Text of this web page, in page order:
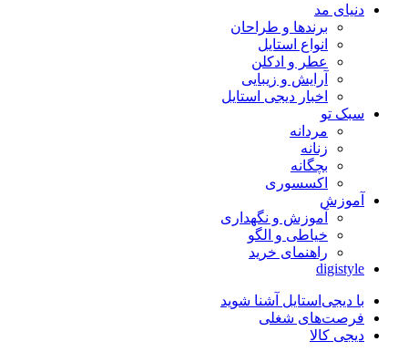
دنیای مد
برندها و طراحان
انواع استایل
عطر و ادکلن
آرایش و زیبایی
اخبار دیجی استایل
سبک تو
مردانه
زنانه
بچگانه
اکسسوری
آموزش
آموزش و نگهداری
خیاطی و الگو
راهنمای خرید
digistyle
با دیجی‌استایل آشنا شوید
فرصت‌های شغلی
دیجی کالا